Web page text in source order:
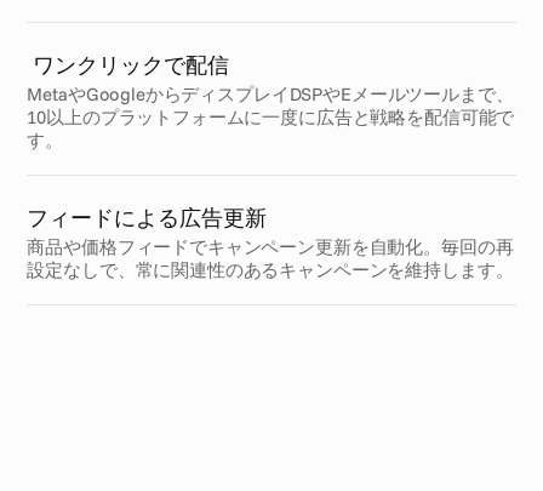
ワンクリックで配信
MetaやGoogleからディスプレイDSPやEメールツールまで、
10以上のプラットフォームに一度に広告と戦略を配信可能で
す。
フィードによる広告更新
商品や価格フィードでキャンペーン更新を自動化。毎回の再
設定なしで、常に関連性のあるキャンペーンを維持します。